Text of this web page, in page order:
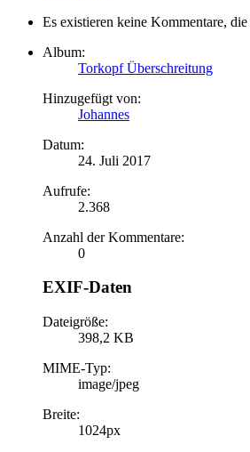
Es existieren keine Kommentare,
Album:
Torkopf Überschreitung
Hinzugefügt von:
Johannes
Datum:
24. Juli 2017
Aufrufe:
2.368
Anzahl der Kommentare:
0
EXIF-Daten
Dateigröße:
398,2 KB
MIME-Typ:
image/jpeg
Breite:
1024px